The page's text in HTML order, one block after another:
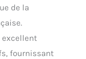
de la
excellent
fournissant